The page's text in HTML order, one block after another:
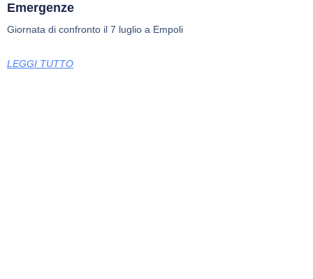
Emergenze
Giornata di confronto il 7 luglio a Empoli
LEGGI TUTTO